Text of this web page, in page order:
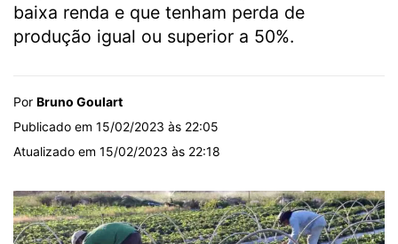
baixa renda e que tenham perda de
produção igual ou superior a 50%.
Por Bruno Goulart
Publicado em 15/02/2023 às 22:05
Atualizado em 15/02/2023 às 22:18